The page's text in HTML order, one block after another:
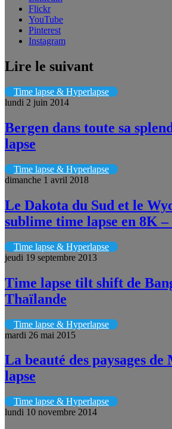
Flickr
YouTube
Pinterest
Instagram
Lire le suivant
Time lapse & Hyperlapse
lundi 2 juin 2014
Bergen dans toute sa
lapse
Time lapse & Hyperlapse
dimanche 1 avril 2018
Le Dakota du Sud et le
sublime time lapse en 8K –
Time lapse & Hyperlapse
jeudi 19 septembre 2013
Time lapse tilt shift de
Thaïlande
Time lapse & Hyperlapse
mardi 26 mai 2015
La beauté des paysages
lapse
Time lapse & Hyperlapse
lundi 10 novembre 2014